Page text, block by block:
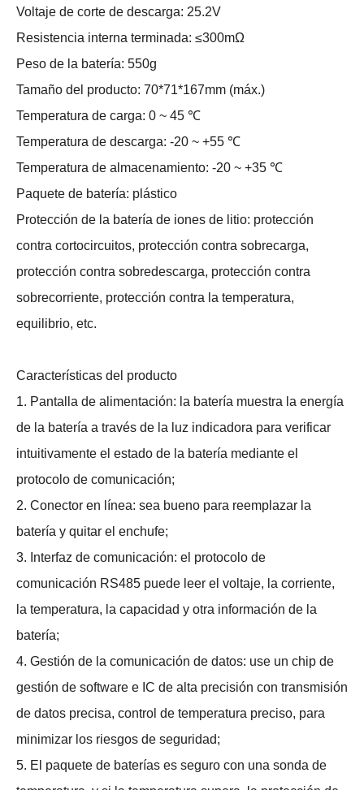
Voltaje de corte de descarga: 25.2V
Resistencia interna terminada: ≤300mΩ
Peso de la batería: 550g
Tamaño del producto: 70*71*167mm (máx.)
Temperatura de carga: 0 ~ 45 ℃
Temperatura de descarga: -20 ~ +55 ℃
Temperatura de almacenamiento: -20 ~ +35 ℃
Paquete de batería: plástico
Protección de la batería de iones de litio: protección
contra cortocircuitos, protección contra sobrecarga,
protección contra sobredescarga, protección contra
sobrecorriente, protección contra la temperatura,
equilibrio, etc.
Características del producto
1. Pantalla de alimentación: la batería muestra la energía
de la batería a través de la luz indicadora para verificar
intuitivamente el estado de la batería mediante el
protocolo de comunicación;
2. Conector en línea: sea bueno para reemplazar la
batería y quitar el enchufe;
3. Interfaz de comunicación: el protocolo de
comunicación RS485 puede leer el voltaje, la corriente,
la temperatura, la capacidad y otra información de la
batería;
4. Gestión de la comunicación de datos: use un chip de
gestión de software e IC de alta precisión con transmisión
de datos precisa, control de temperatura preciso, para
minimizar los riesgos de seguridad;
5. El paquete de baterías es seguro con una sonda de